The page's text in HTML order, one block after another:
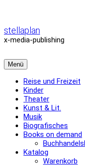
überspringen
stellaplan
x-media-publishing
Menü
Reise und Freizeit
Kinder
Theater
Kunst & Lit.
Musik
Biografisches
Books on demand
Katalog
Warenkorb